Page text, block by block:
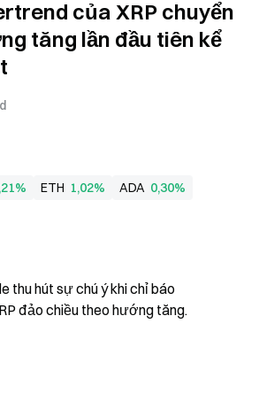
của XRP chuyển
tăng lần đầu tiên kể
ETH 1,02% ADA 0,30%
thu hút sự chú ý khi chỉ báo
đảo chiều theo hướng tăng.